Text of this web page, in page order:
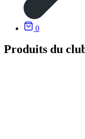
0
Produits du